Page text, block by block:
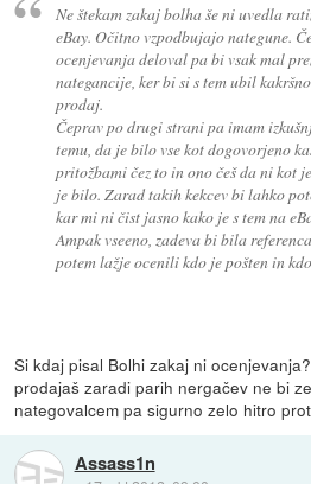
Ne štekam zakaj bolha še ni uvedla
eBay. Očitno vzpodbujajo nategune.
ocenjevanja deloval pa bi vsak mal
nategancije, ker bi si s tem ubil
prodaj.
Čeprav po drugi strani pa imam
temu, da je bilo vse kot dogovorjeno
pritožbami čez to in ono češ da ni kot
je bilo. Zarad takih kekcev bi lahko
kar mi ni čist jasno kako je s tem na
Ampak vseeno, zadeva bi bila
potem lažje ocenili kdo je pošten in
Si kdaj pisal Bolhi zakaj ni
prodajaš zaradi parih nergačev ne bi
nategovalcem pa sigurno zelo hitro
Assass1n